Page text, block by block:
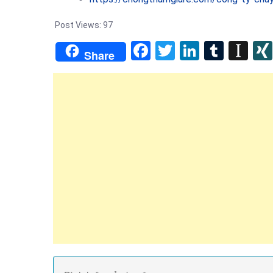
Post Views: 97
Share Facebook
TwitterLinkedIn